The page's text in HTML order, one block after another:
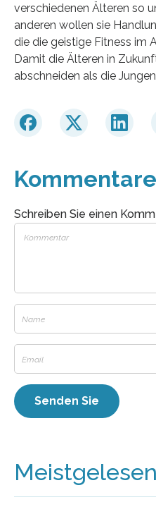
verschiedenen Älteren so
anderen wollen sie
die die geistige Fitness im
Damit die Älteren in
abschneiden als die
Schreiben Sie einen